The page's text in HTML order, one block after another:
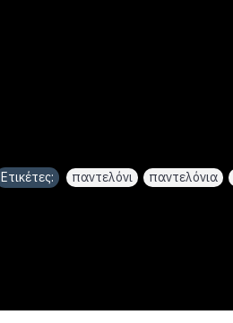
Ετικέτες: παντελόνι , παντελόνια ,